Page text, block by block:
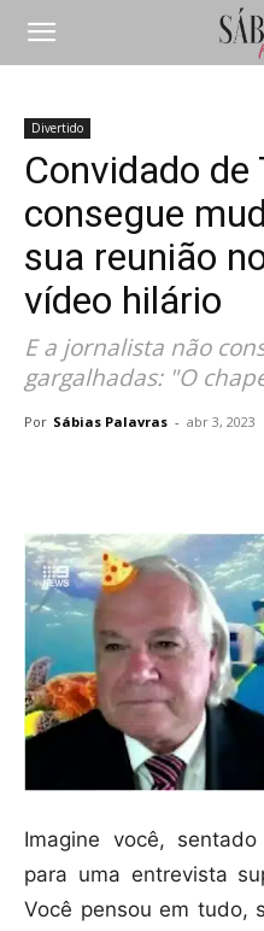
Divertido
Convidado de
consegue
sua reunião
vídeo hilário
E a jornalista não
gargalhadas: "O
Por Sábias Palavras - abr 3, 2023
Imagine você,
para uma entrevista
Você pensou em tudo,